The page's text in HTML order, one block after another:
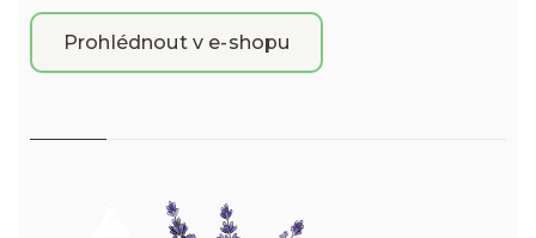
Prohlédnout v e-shopu